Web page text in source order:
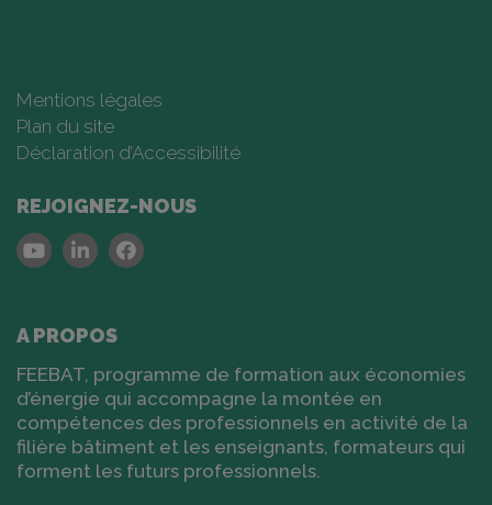
Mentions légales
Plan du site
Déclaration d’Accessibilité
REJOIGNEZ-NOUS
YoutubeLinkedinFacebook
A PROPOS
FEEBAT, programme de formation aux économies
d’énergie qui accompagne la montée en
compétences des professionnels en activité de la
filière bâtiment et les enseignants, formateurs qui
forment les futurs professionnels.